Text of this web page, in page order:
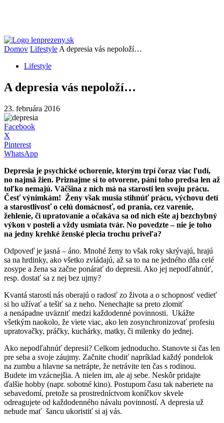
Domov Lifestyle A depresia vás nepoloží…
Lifestyle
A depresia vás nepoloží…
23. februára 2016
Facebook
X
Pinterest
WhatsApp
Depresia je psychické ochorenie, ktorým trpí čoraz viac ľudí,
no najmä žien. Priznajme si to otvorene, páni toho predsa len až
toľko nemajú. Väčšina z nich má na starosti len svoju prácu.
Česť výnimkám! Ženy však musia stihnúť prácu, výchovu detí
a starostlivosť o celú domácnosť, od prania, cez varenie,
žehlenie, či upratovanie a očakáva sa od nich ešte aj bezchybný
výkon v posteli a vždy usmiata tvár. No povedzte – nie je toho
na jedny krehké ženské plecia trochu priveľa?
Odpoveď je jasná – áno. Mnohé ženy to však roky skrývajú, hrajú
sa na hrdinky, ako všetko zvládajú, až sa to na ne jedného dňa celé
zosype a žena sa začne ponárať do depresii. Ako jej nepodľahnúť,
resp. dostať sa z nej bez ujmy?
Kvantá starostí nás oberajú o radosť zo života a o schopnosť vedieť
si ho užívať a tešiť sa z neho. Nenechajte sa preto zlomiť
a nenápadne uväzniť medzi každodenné povinnosti. Ukážte
všetkým naokolo, že viete viac, ako len zosynchronizovať profesiu
upratovačky, práčky, kuchárky, matky, či milenky do jednej.
Ako nepodľahnúť depresii? Celkom jednoducho. Stanovte si čas len
pre seba a svoje záujmy. Začnite chodiť napríklad každý pondelok
na zumbu a hlavne sa netrápte, že netrávite ten čas s rodinou.
Budete im vzácnejšia. A nielen im, ale aj sebe. Neskôr pridajte
ďalšie hobby (napr. sobotné kino). Postupom času tak naberiete na
sebavedomí, pretože sa prostredníctvom koníčkov skvele
odreagujete od každodenného návalu povinností. A depresia už
nebude mať šancu ukoristiť si aj vás.